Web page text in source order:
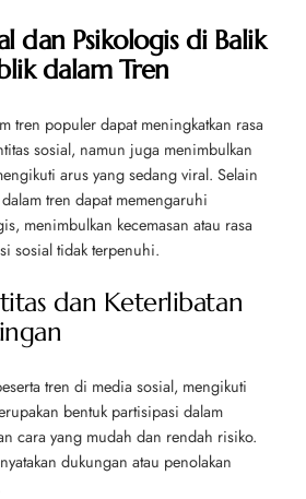
dan Psikologis di Balik
dalam Tren
tren populer dapat meningkatkan rasa
sosial, namun juga menimbulkan
arus yang sedang viral. Selain
tren dapat memengaruhi
menimbulkan kecemasan atau rasa
sosial tidak terpenuhi.
dan Keterlibatan
tren di media sosial, mengikuti
bentuk partisipasi dalam
cara yang mudah dan rendah risiko.
dukungan atau penolakan